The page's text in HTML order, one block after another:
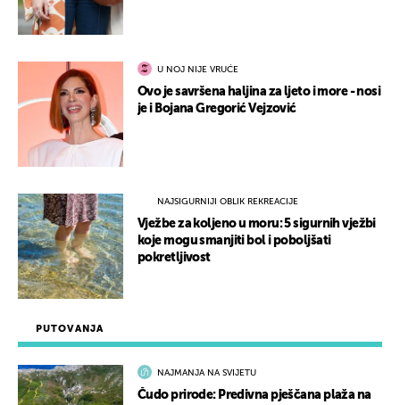
PUTOVANJA
NAJMANJA NA SVIJETU
Čudo prirode: Predivna pješčana plaža na
U NOJ NIJE VRUĆE
Ovo je savršena haljina za ljeto i more - nosi
je i Bojana Gregorić Vejzović
NAJSIGURNIJI OBLIK REKREACIJE
Vježbe za koljeno u moru: 5 sigurnih vježbi
koje mogu smanjiti bol i poboljšati
pokretljivost